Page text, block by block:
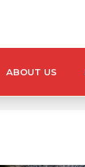
ABOUT US